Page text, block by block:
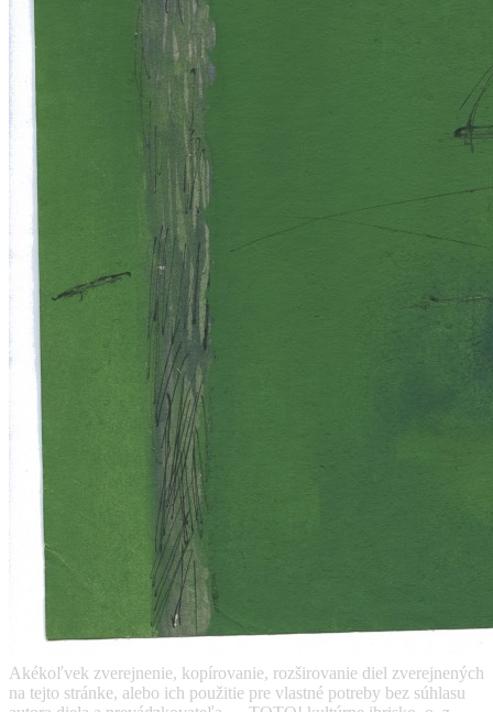
Akékoľvek zverejnenie, kopírovanie, rozširovanie diel zverejnených
na tejto stránke, alebo ich použitie pre vlastné potreby bez súhlasu